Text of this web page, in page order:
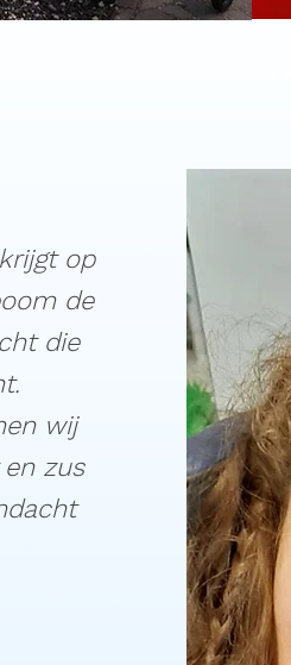
op
de
die
wij
zus